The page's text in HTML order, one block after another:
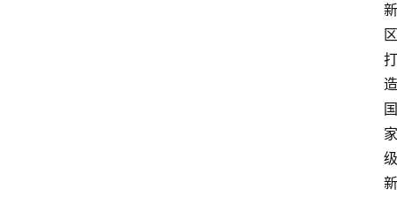
新
区
打
造
国
家
级
新